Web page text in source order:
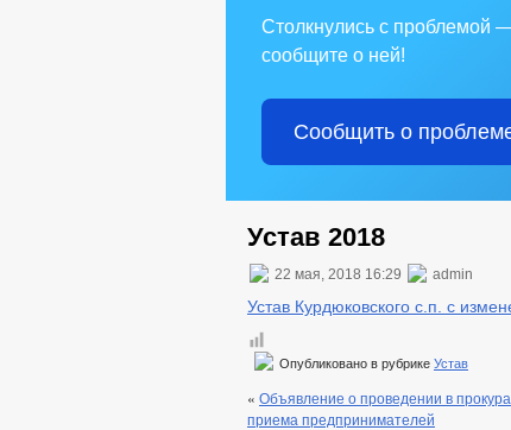
Столкнулись с проблемой
сообщите о ней!
Сообщить о
Устав 2018
22 мая, 2018 16:29 admin
Устав Курдюковского с.п. с
Опубликовано в рубрике Устав
« Объявление о проведении в
приема предпринимателей